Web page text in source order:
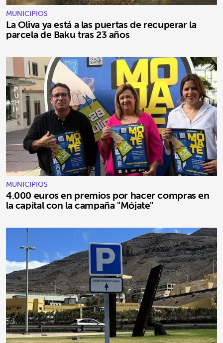
MUNICIPIOS
La Oliva ya está a las puertas de recuperar la
parcela de Baku tras 23 años
MUNICIPIOS
4.000 euros en premios por hacer compras en
la capital con la campaña "Mójate"